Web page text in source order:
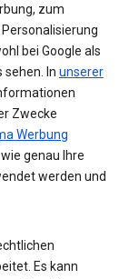
zum
bei Google als
In unserer
Zwecke
Werbung
genau Ihre
werden und
Es kann